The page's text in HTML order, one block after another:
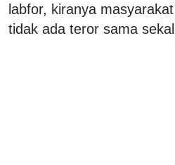
labfor, kiranya
tidak ada teror sama